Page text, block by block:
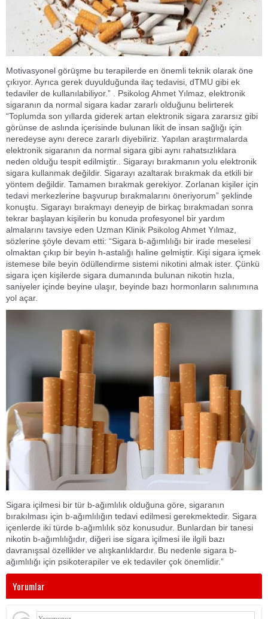
Motivasyonel görüşme bu terapilerde en önemli teknik olarak öne
çıkıyor. Ayrıca gerek duyulduğunda ilaç tedavisi, dTMU gibi ek
tedaviler de kullanılabiliyor.” . Psikolog Ahmet Yılmaz, elektronik
sigaranın da normal sigara kadar zararlı olduğunu belirterek
“Toplumda son yıllarda giderek artan elektronik sigara zararsız gibi
görünse de aslında içerisinde bulunan likit de insan sağlığı için
neredeyse aynı derece zararlı diyebiliriz. Yapılan araştırmalarda
elektronik sigaranın da normal sigara gibi aynı rahatsızlıklara
neden olduğu tespit edilmiştir.. Sigarayı bırakmanın yolu elektronik
sigara kullanmak değildir. Sigarayı azaltarak bırakmak da etkili bir
yöntem değildir. Tamamen bırakmak gerekiyor. Zorlanan kişiler için
tedavi merkezlerine başvurup bırakmalarını öneriyorum” şeklinde
konuştu. Sigarayı bırakmayı deneyip de birkaç bırakmadan sonra
tekrar başlayan kişilerin bu konuda profesyonel bir yardım
almalarını tavsiye eden Uzman Klinik Psikolog Ahmet Yılmaz,
sözlerine şöyle devam etti: “Sigara b-ağımlılığı bir irade meselesi
olmaktan çıkıp bir beyin h-astalığı haline gelmiştir. Kişi sigara içmek
istemese bile beyin ödüllendirme sistemi nikotini almak ister. Çünkü
sigara içen kişilerde sigara dumanında bulunan nikotin hızla,
saniyeler içinde beyine ulaşır, beyinde bazı hormonların salınımına
yol açar.
Sigara içilmesi bir tür b-ağımlılık olduğuna göre, sigaranın
bırakılması için b-ağımlılığın tedavi edilmesi gerekmektedir. Sigara
içenlerde iki türde b-ağımlılık söz konusudur. Bunlardan bir tanesi
nikotin b-ağımlılığıdır, diğeri ise sigara içilmesi ile ilgili bazı
davranışsal özellikler ve alışkanlıklardır. Bu nedenle sigara b-
ağımlılığı için psikoterapiler ve ek tedaviler çok önemlidir.”
Yorumlar